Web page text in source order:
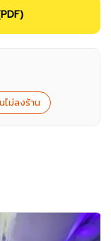
ไม่ลงร้าน